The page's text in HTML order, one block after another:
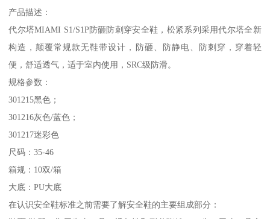
产品描述：
代尔塔MIAMI S1/S1P防砸防刺穿安全鞋，松紧系列采用代尔塔全新
构造，颠覆常规款无鞋带设计，防砸、防静电、防刺穿，穿着轻
便，舒适透气，适于室内使用，SRC级防滑。
规格参数：
301215黑色；
301216灰色/蓝色；
301217迷彩色
尺码：35-46
箱规：10双/箱
大底：PU大底
在认识安全鞋标准之前需要了解安全鞋的主要组成部分：